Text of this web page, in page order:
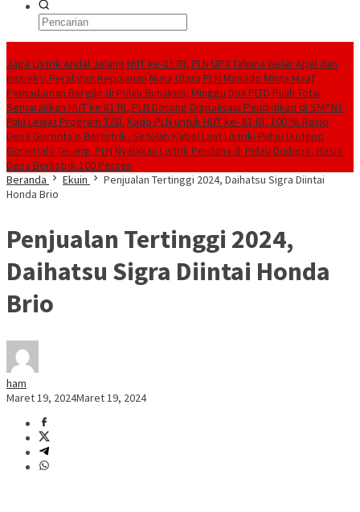
Jaga Listrik Andal Jelang HUT ke-81 RI, PLN UP3 Tahuna Gelar Apel dan
Inspeksi Peralatan Kepulauan Nusa Utara PLN Manado Minta Maaf
Pemadaman Bergilir di Pulau Bunaken, Minggu Dua PLTD Pulih Total
Semarakkan HUT ke 81 RI, PLN Dorong Digitalisasi Pendidikan di SMPN1
Palu Lewat Program TJSLKado PLN untuk HUT ke- 81 RI, 100 % Rasio
Desa Gorontalo Berlistrik, Setelah Kabel Laut Listriki Pulau Dudepo
Gorontalo Terang. PLN Nyalakan Listrik Perdana di Pulau Dudepo, Rasio
Desa Berlistrik 100 Persen
Beranda
Ekuin
Penjualan Tertinggi 2024, Daihatsu Sigra Diintai
Honda Brio
Penjualan Tertinggi 2024,
Daihatsu Sigra Diintai Honda
Brio
ham
Maret 19, 2024Maret 19, 2024